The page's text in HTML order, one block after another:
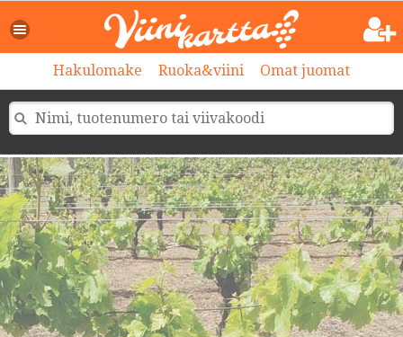
Hakulomake Ruoka&viini Omat juomat